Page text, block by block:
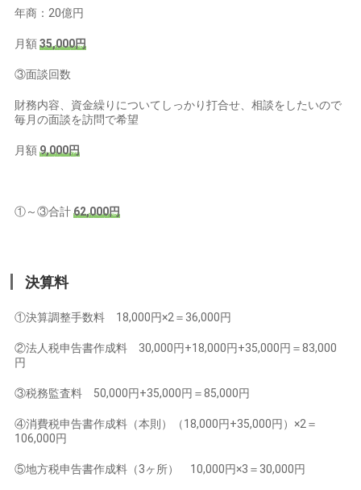
年商：20億円
月額35,000円
③面談回数
財務内容、資金繰りについてしっかり打合せ、相談をしたいので
毎月の面談を訪問で希望
月額9,000円
①～③合計62,000円
決算料
①決算調整手数料 18,000円×2＝36,000円
②法人税申告書作成料 30,000円+18,000円+35,000円＝83,000
円
③税務監査料 50,000円+35,000円＝85,000円
④消費税申告書作成料（本則）（18,000円+35,000円）×2＝
106,000円
⑤地方税申告書作成料（3ヶ所） 10,000円×3＝30,000円